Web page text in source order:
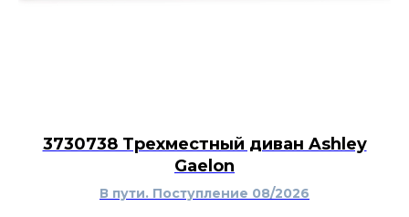
3730738 Трехместный диван Ashley
Gaelon
В пути. Поступление 08/2026